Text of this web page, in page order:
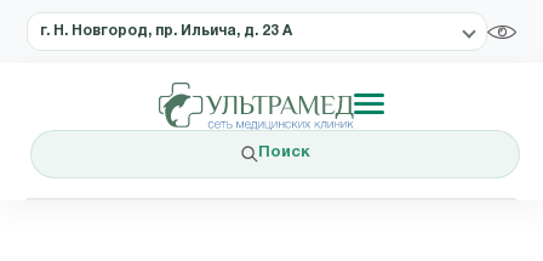
г. Н. Новгород, пр. Ильича, д. 23 А
Поиск